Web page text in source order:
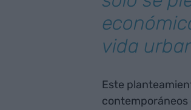
vida
Este
contemporáneos